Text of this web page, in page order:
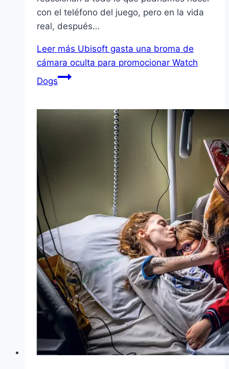
con el teléfono del juego, pero en la vida
real, después…
Leer más Ubisoft gasta una broma de
cámara oculta para promocionar Watch
Dogs